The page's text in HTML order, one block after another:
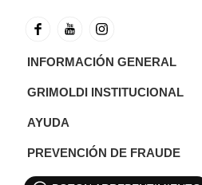
INFORMACIÓN GENERAL
GRIMOLDI INSTITUCIONAL
AYUDA
PREVENCIÓN DE FRAUDE